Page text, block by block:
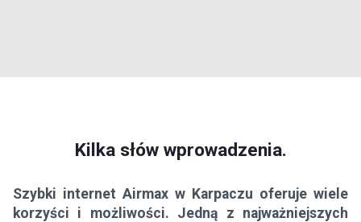
Kilka słów wprowadzenia.
Szybki internet Airmax w Karpaczu oferuje wiele
korzyści i możliwości. Jedną z najważniejszych